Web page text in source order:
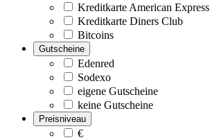
Kreditkarte American Express
Kreditkarte Diners Club
Bitcoins
Gutscheine
Edenred
Sodexo
eigene Gutscheine
keine Gutscheine
Preisniveau
€